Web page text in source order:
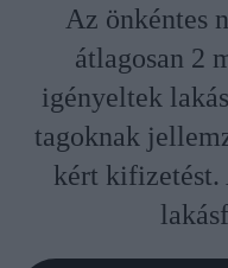
Az önkéntes
átlagosan 2
igényeltek
tagoknak
kért kifizetést.